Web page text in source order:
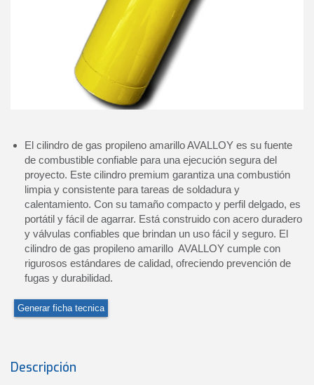
El cilindro de gas propileno amarillo AVALLOY es su fuente
de combustible confiable para una ejecución segura del
proyecto. Este cilindro premium garantiza una combustión
limpia y consistente para tareas de soldadura y
calentamiento. Con su tamaño compacto y perfil delgado, es
portátil y fácil de agarrar. Está construido con acero duradero
y válvulas confiables que brindan un uso fácil y seguro. El
cilindro de gas propileno amarillo AVALLOY cumple con
rigurosos estándares de calidad, ofreciendo prevención de
fugas y durabilidad.
Generar ficha tecnica
Descripción